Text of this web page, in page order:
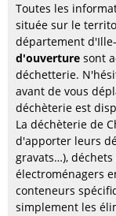
Toutes les
située sur le
département
d'ouverture sont
déchetterie.
avant de vous
déchèterie est
La déchèterie de
d'apporter leurs
gravats…),
électroménagers
conteneurs
simplement les